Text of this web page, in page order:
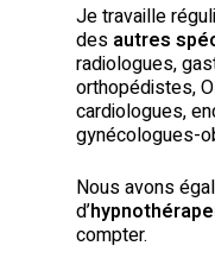
Je travaille
des autres
radiologues,
orthopédistes,
cardiologues,
gynécologues-
Nous avons
d’
compter.